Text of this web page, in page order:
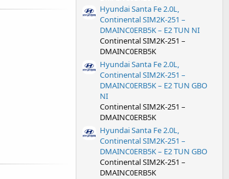
Hyundai Santa Fe 2.0L,
Continental SIM2K-251 –
DMAINC0ERB5K – E2 TUN NI
Continental SIM2K-251 –
DMAINC0ERB5K
Hyundai Santa Fe 2.0L,
Continental SIM2K-251 –
DMAINC0ERB5K – E2 TUN GBO
NI
Continental SIM2K-251 –
DMAINC0ERB5K
Hyundai Santa Fe 2.0L,
Continental SIM2K-251 –
DMAINC0ERB5K – E2 TUN GBO
Continental SIM2K-251 –
DMAINC0ERB5K